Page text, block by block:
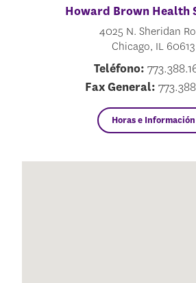
Howard Brown Health
4025 N. Sheridan
Chicago, IL 60613
Teléfono:
Fax General:
Horas e Información